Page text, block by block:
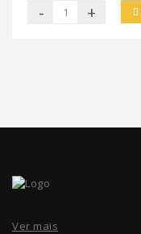
- +
Ver mais